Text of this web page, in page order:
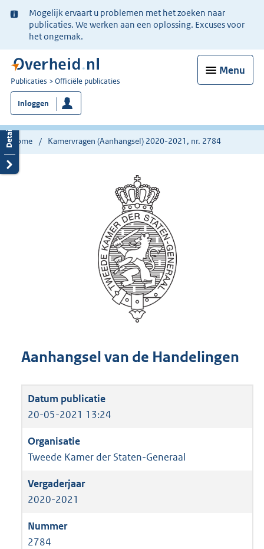
Ter
informatie:
Mogelijk ervaart u problemen met het zoeken naar
publicaties. We werken aan een oplossing. Excuses voor
het ongemak.
Menu
U
bent
nu
hier:
Publicaties Officiële publicaties
Inloggen
Home Kamervragen (Aanhangsel) 2020-2021, nr. 2784
Aanhangsel van de Handelingen
20-05-2021 13:24
Tweede Kamer der Staten-Generaal
2020-2021
2784